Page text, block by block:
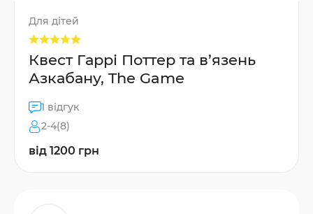
Для дітей
Квест Гаррі Поттер та в’язень
Азкабану, The Game
1 відгук
2-4(8)
від 1200 грн